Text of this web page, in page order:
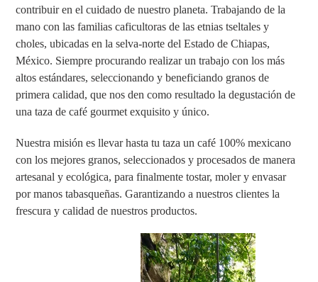
contribuir en el cuidado de nuestro planeta. Trabajando de la
mano con las familias caficultoras de las etnias tseltales y
choles, ubicadas en la selva-norte del Estado de Chiapas,
México. Siempre procurando realizar un trabajo con los más
altos estándares, seleccionando y beneficiando granos de
primera calidad, que nos den como resultado la degustación de
una taza de café gourmet exquisito y único.
Nuestra misión es llevar hasta tu taza un café 100% mexicano
con los mejores granos, seleccionados y procesados de manera
artesanal y ecológica, para finalmente tostar, moler y envasar
por manos tabasqueñas. Garantizando a nuestros clientes la
frescura y calidad de nuestros productos.